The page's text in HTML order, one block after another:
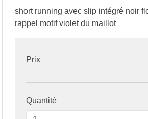
short running avec slip intégré noir
rappel motif violet du maillot
Prix
Quantité